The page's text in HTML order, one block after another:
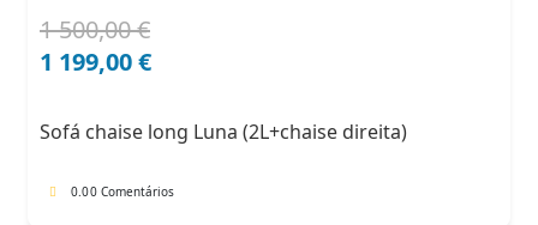
1 500,00€
O
preço
1
1 199,00€
O
preço
1
Sofá chaise long Luna (2L+chaise direita)
0.00 Comentários